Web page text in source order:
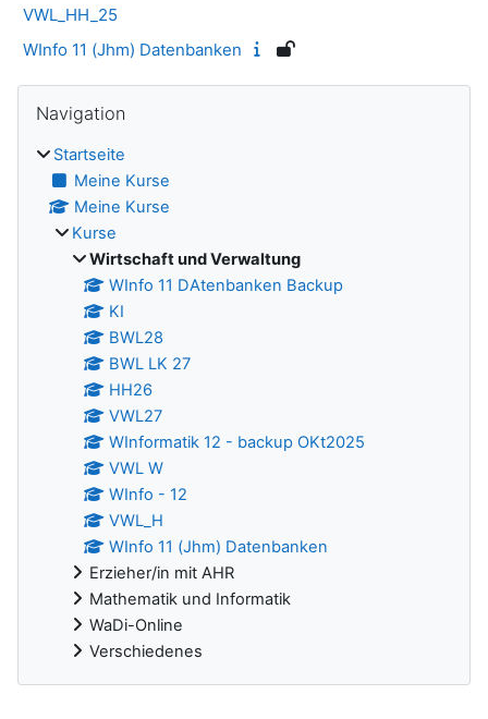
VWL_HH_25
WInfo 11 (Jhm) Datenbanken
Blöcke
Navigation
Startseite
Meine Kurse
Meine Kurse
Kurse
Wirtschaft und Verwaltung
WInfo 11 DAtenbanken Backup
KI
BWL28
BWL LK 27
HH26
VWL27
WInformatik 12 - backup OKt2025
VWL W
WInfo - 12
VWL_H
WInfo 11 (Jhm) Datenbanken
Erzieher/in mit AHR
Mathematik und Informatik
WaDi-Online
Verschiedenes